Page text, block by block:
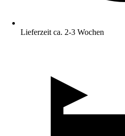
Lieferzeit ca. 2-3 Wochen